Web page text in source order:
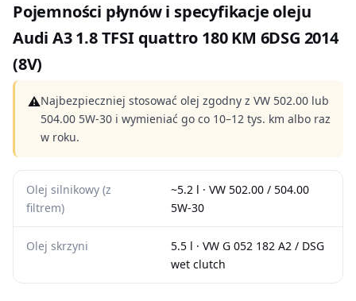
Pojemności płynów i specyfikacje oleju
Audi A3 1.8 TFSI quattro 180 KM 6DSG 2014
(8V)
⚠Najbezpieczniej stosować olej zgodny z VW 502.00 lub
504.00 5W-30 i wymieniać go co 10–12 tys. km albo raz
w roku.
Olej silnikowy (z
filtrem)
~5.2 l · VW 502.00 / 504.00
5W-30
Olej skrzyni
5.5 l · VW G 052 182 A2 / DSG
wet clutch